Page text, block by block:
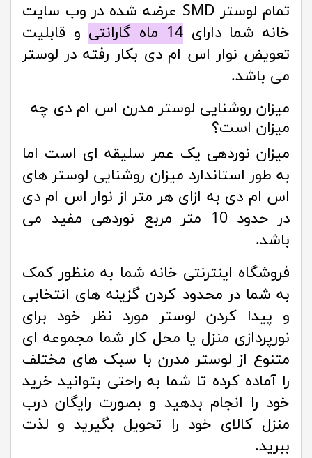
تمام لوستر SMD عرضه شده در وب سایت
خانه شما دارای14 ماه گارانتی
و قابلیت
تعویض نوار اس ام دی بکار رفته در لوستر
می باشد.
میزان روشنایی لوستر مدرن اس ام دی چه
میزان است؟
میزان نوردهی یک عمر سلیقه ای است اما
به طور استاندارد میزان روشنایی لوستر های
اس ام دی به ازای هر متر از نوار اس ام دی
در حدود 10 متر مربع نوردهی مفید می
باشد.
فروشگاه اینترنتی خانه شما به منظور کمک
به شما در محدود کردن گزینه های انتخابی
و پیدا کردن لوستر مورد نظر خود برای
نورپردازی منزل یا محل کار شما مجموعه ای
متنوع از لوستر مدرن با سبک های مختلف
را آماده کرده تا شما به راحتی بتوانید خرید
خود را انجام بدهید و بصورت رایگان درب
منزل کالای خود را تحویل بگیرید و لذت
ببرید.